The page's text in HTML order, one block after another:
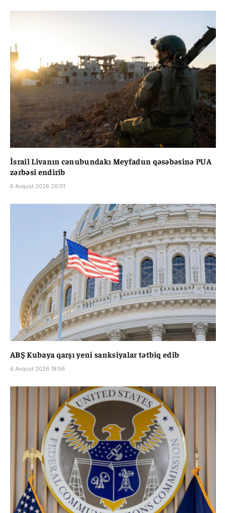
İsrail Livanın cənubundakı Meyfadun qəsəbəsinə PUA
zərbəsi endirib
6 Avqust 2026 20:01
ABŞ Kubaya qarşı yeni sanksiyalar tətbiq edib
6 Avqust 2026 19:56